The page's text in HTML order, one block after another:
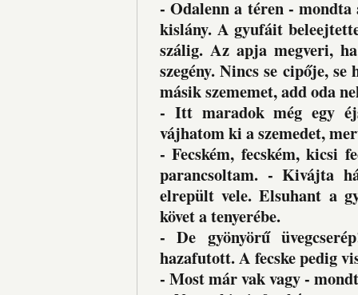
- Odalenn a téren -
kislány. A gyufáit
szálig. Az apja megveri,
szegény. Nincs se cipője,
másik szememet, add oda
- Itt maradok még egy
vájhatom ki a szemedet,
- Fecském, fecském, kicsi
parancsoltam. - Kivájta
elrepült vele. Elsuhant a
követ a tenyerébe.
- De gyönyörű
hazafutott. A fecske pedig
- Most már vak vagy -